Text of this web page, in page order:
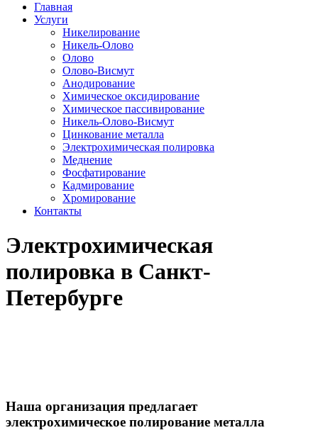
Главная
Услуги
Никелирование
Никель-Олово
Олово
Олово-Висмут
Анодирование
Химическое оксидирование
Химическое пассивирование
Никель-Олово-Висмут
Цинкование металла
Электрохимическая полировка
Меднение
Фосфатирование
Кадмирование
Хромирование
Контакты
Электрохимическая
полировка в Санкт-
Петербурге
Наша организация предлагает
электрохимическое полирование металла